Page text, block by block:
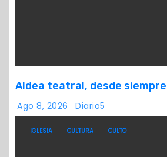
Aldea teatral, desde siempre
Ago 8, 2026 Diario5
IGLESIA CULTURA CULTO